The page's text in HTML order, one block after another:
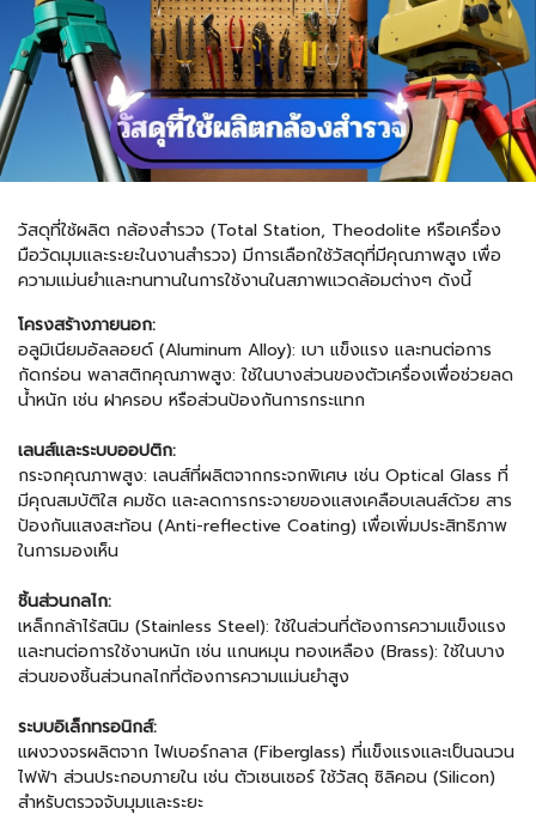
วัสดุที่ใช้ผลิต กล้องสำรวจ (Total Station, Theodolite หรือเครื่อง
มือวัดมุมและระยะในงานสำรวจ) มีการเลือกใช้วัสดุที่มีคุณภาพสูง เพื่อ
ความแม่นยำและทนทานในการใช้งานในสภาพแวดล้อมต่างๆ ดังนี้
โครงสร้างภายนอก:
อลูมิเนียมอัลลอยด์ (Aluminum Alloy): เบา แข็งแรง และทนต่อการ
กัดกร่อน พลาสติกคุณภาพสูง: ใช้ในบางส่วนของตัวเครื่องเพื่อช่วยลด
น้ำหนัก เช่น ฝาครอบ หรือส่วนป้องกันการกระแทก
เลนส์และระบบออปติก:
กระจกคุณภาพสูง: เลนส์ที่ผลิตจากกระจกพิเศษ เช่น Optical Glass ที่
มีคุณสมบัติใส คมชัด และลดการกระจายของแสงเคลือบเลนส์ด้วย สาร
ป้องกันแสงสะท้อน (Anti-reflective Coating) เพื่อเพิ่มประสิทธิภาพ
ในการมองเห็น
ชิ้นส่วนกลไก:
เหล็กกล้าไร้สนิม (Stainless Steel): ใช้ในส่วนที่ต้องการความแข็งแรง
และทนต่อการใช้งานหนัก เช่น แกนหมุน ทองเหลือง (Brass): ใช้ในบาง
ส่วนของชิ้นส่วนกลไกที่ต้องการความแม่นยำสูง
ระบบอิเล็กทรอนิกส์:
แผงวงจรผลิตจาก ไฟเบอร์กลาส (Fiberglass) ที่แข็งแรงและเป็นฉนวน
ไฟฟ้า ส่วนประกอบภายใน เช่น ตัวเซนเซอร์ ใช้วัสดุ ซิลิคอน (Silicon)
สำหรับตรวจจับมุมและระยะ